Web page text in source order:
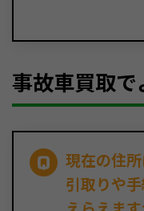
事故車買取
現在の住
引取りや